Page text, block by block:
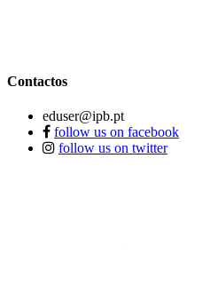
Contactos
eduser@ipb.pt
follow us on facebook
follow us on twitter